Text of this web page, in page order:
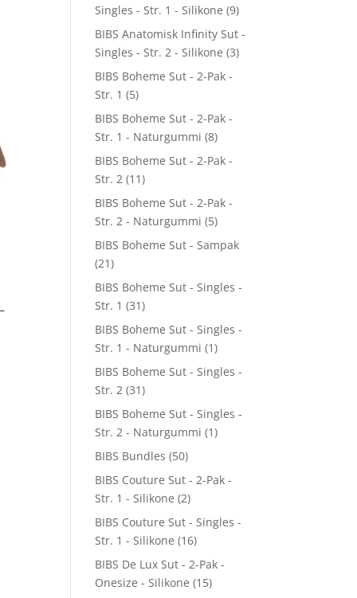
Singles - Str. 1 - Silikone (9)
BIBS Anatomisk Infinity Sut -
Singles - Str. 2 - Silikone (3)
BIBS Boheme Sut - 2-Pak -
Str. 1 (5)
BIBS Boheme Sut - 2-Pak -
Str. 1 - Naturgummi (8)
BIBS Boheme Sut - 2-Pak -
Str. 2 (11)
BIBS Boheme Sut - 2-Pak -
Str. 2 - Naturgummi (5)
BIBS Boheme Sut - Sampak
(21)
BIBS Boheme Sut - Singles -
Str. 1 (31)
BIBS Boheme Sut - Singles -
Str. 1 - Naturgummi (1)
BIBS Boheme Sut - Singles -
Str. 2 (31)
BIBS Boheme Sut - Singles -
Str. 2 - Naturgummi (1)
BIBS Bundles (50)
BIBS Couture Sut - 2-Pak -
Str. 1 - Silikone (2)
BIBS Couture Sut - Singles -
Str. 1 - Silikone (16)
BIBS De Lux Sut - 2-Pak -
Onesize - Silikone (15)